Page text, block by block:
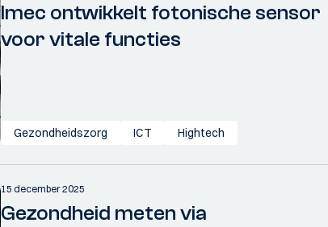
Imec ontwikkelt fotonische sensor
voor vitale functies
Gezondheidszorg ICT Hightech
15 december 2025
Gezondheid meten via